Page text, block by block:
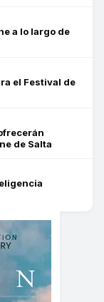
a lo largo de
el Festival de
de Salta